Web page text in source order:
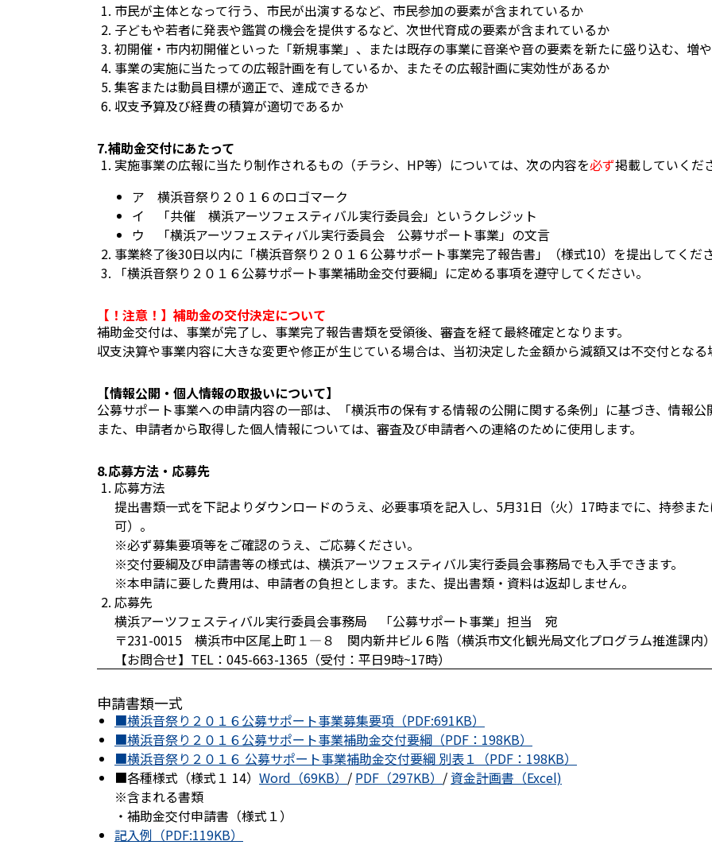
市民が主体となって行う、市民が出演するなど、市民参加の要素が含まれているか
子どもや若者に発表や鑑賞の機会を提供するなど、次世代育成の要素が含まれているか
初開催・市内初開催といった「新規事業」、または既存の事業に音楽や音の要素を新たに盛り込む、増
事業の実施に当たっての広報計画を有しているか、またその広報計画に実効性があるか
集客または動員目標が適正で、達成できるか
収支予算及び経費の積算が適切であるか
7.補助金交付にあたって
実施事業の広報に当たり制作されるもの（チラシ、HP等）については、次の内容を必ず掲載していくだ
ア 横浜音祭り２０１６のロゴマーク
イ 「共催 横浜アーツフェスティバル実行委員会」というクレジット
ウ 「横浜アーツフェスティバル実行委員会 公募サポート事業」の文言
事業終了後30日以内に「横浜音祭り２０１６公募サポート事業完了報告書」（様式10）を提出してくだ
「横浜音祭り２０１６公募サポート事業補助金交付要綱」に定める事項を遵守してください。
【！注意！】補助金の交付決定について
補助金交付は、事業が完了し、事業完了報告書類を受領後、審査を経て最終確定となります。
収支決算や事業内容に大きな変更や修正が生じている場合は、当初決定した金額から減額又は不交付となる
【情報公開・個人情報の取扱いについて】
公募サポート事業への申請内容の一部は、「横浜市の保有する情報の公開に関する条例」に基づき、情報
また、申請者から取得した個人情報については、審査及び申請者への連絡のために使用します。
8.応募方法・応募先
応募方法
提出書類一式を下記よりダウンロードのうえ、必要事項を記入し、5月31日（火）17時までに、持参ま
可）。
※必ず募集要項等をご確認のうえ、ご応募ください。
※交付要綱及び申請書等の様式は、横浜アーツフェスティバル実行委員会事務局でも入手できます。
※本申請に要した費用は、申請者の負担とします。また、提出書類・資料は返却しません。
応募先
横浜アーツフェスティバル実行委員会事務局 「公募サポート事業」担当 宛
〒231-0015 横浜市中区尾上町１―８ 関内新井ビル６階（横浜市文化観光局文化プログラム推進課内
【お問合せ】TEL：045-663-1365（受付：平日9時~17時）
申請書類一式
■横浜音祭り２０１６公募サポート事業募集要項（PDF:691KB）
■横浜音祭り２０１６公募サポート事業補助金交付要綱（PDF：198KB）
■横浜音祭り２０１６ 公募サポート事業補助金交付要綱 別表１（PDF：198KB）
■各種様式（様式１ 14） Word（69KB） / PDF（297KB） / 資金計画書（Excel)
※含まれる書類
・補助金交付申請書（様式１）
記入例（PDF:119KB）